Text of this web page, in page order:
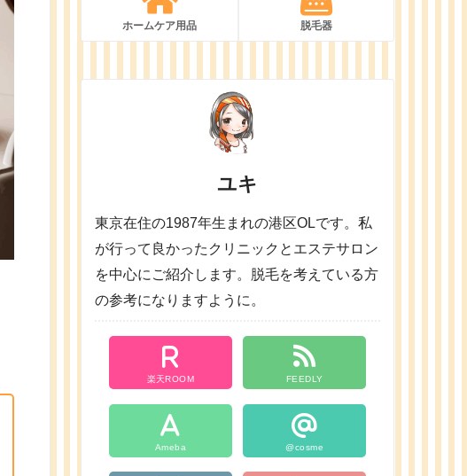
ホームケア用品 脱毛器
ユキ
東京在住の1987年生まれの港区OLです。私
が行って良かったクリニックとエステサロン
を中心にご紹介します。脱毛を考えている方
の参考になりますように。
楽天ROOM FEEDLY
Ameba @cosme